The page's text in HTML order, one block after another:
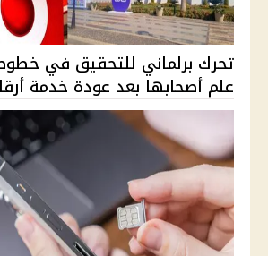
تحرك برلماني للتحقيق في
علم أصحابها بعد عودة خدمة